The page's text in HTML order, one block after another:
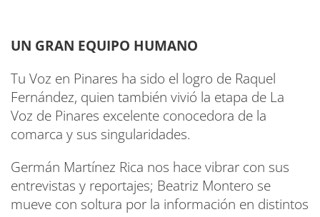
UN GRAN EQUIPO HUMANO
Tu Voz en Pinares ha sido el logro de Raquel
Fernández, quien también vivió la etapa de La
Voz de Pinares excelente conocedora de la
comarca y sus singularidades.
Germán Martínez Rica nos hace vibrar con sus
entrevistas y reportajes; Beatriz Montero se
mueve con soltura por la información en distintos